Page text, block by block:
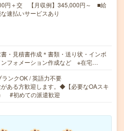
円＋交 【月収例】345,000円～ ■給
速払いサービスあり
・見積書作成＊書類・送り状・インボ
ンフォメーション作成など ※在宅…
ンクOK / 英語力不要
ある方歓迎します。◆【必要なOAスキ
#初めての派遣歓迎